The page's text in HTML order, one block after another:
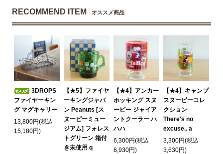
RECOMMEND ITEM オススメ商品
3DROPS
ファイヤーキン
グ マグキャリー
13,800円(税込
15,180円)
【★5】ファイヤ
ーキングジャパ
ン Peanuts [ス
ヌーピーミュー
ジアム] フォレス
トグリーン 箱付
き未使用 q
【★4】アンカー
ホッキング スヌ
ーピー ジャイア
ントクーラー ハ
ハハ
6,300円(税込
6,930円)
【★4】キャンプ
スヌーピーコレ
クション
There's no
excuse.. a
3,300円(税込
3,630円)